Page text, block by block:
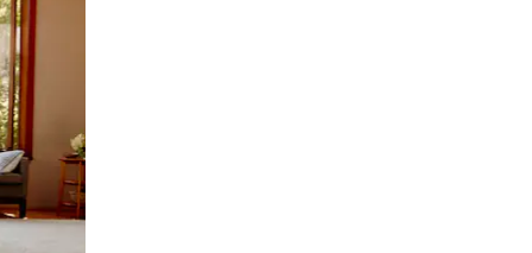
desliza el dedo.